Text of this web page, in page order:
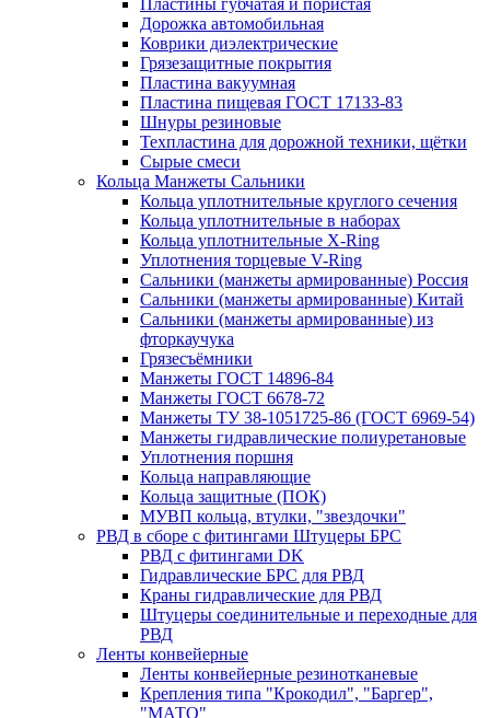
Пластины губчатая и пористая
Дорожка автомобильная
Коврики диэлектрические
Грязезащитные покрытия
Пластина вакуумная
Пластина пищевая ГОСТ 17133-83
Шнуры резиновые
Техпластина для дорожной техники, щётки
Сырые смеси
Кольца Манжеты Сальники
Кольца уплотнительные круглого сечения
Кольца уплотнительные в наборах
Кольца уплотнительные Х-Ring
Уплотнения торцевые V-Ring
Сальники (манжеты армированные) Россия
Сальники (манжеты армированные) Китай
Сальники (манжеты армированные) из
фторкаучука
Грязесъёмники
Манжеты ГОСТ 14896-84
Манжеты ГОСТ 6678-72
Манжеты ТУ 38-1051725-86 (ГОСТ 6969-54)
Манжеты гидравлические полиуретановые
Уплотнения поршня
Кольца направляющие
Кольца защитные (ПОК)
МУВП кольца, втулки, "звездочки"
РВД в сборе с фитингами Штуцеры БРС
РВД с фитингами DK
Гидравлические БРС для РВД
Краны гидравлические для РВД
Штуцеры соединительные и переходные для
РВД
Ленты конвейерные
Ленты конвейерные резинотканевые
Крепления типа "Крокодил", "Баргер",
"МАТО"